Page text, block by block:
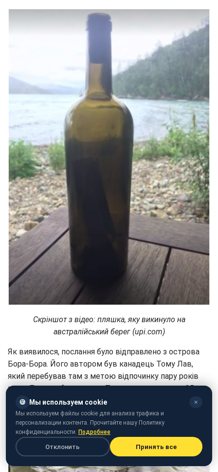
Скріншот з відео: пляшка, яку викинуло на
австралійський берег (upi.com)
Як виявилося, послання було відправлено з острова
Бора-Бора. Його автором був канадець Тому Лав,
який перебував там з метою відпочинку пару років
тому. Пляшка була кинута Томом у води океану 25
січня 2016 року. Таким чином, за два роки вона
пройшла шлях приблизно в 2000 миль.
🍪 Мы используем cookie ✕
Мы используем файлы cookie для анализа трафика и
персонализации контента. Прочитайте нашу Политику
конфиденциальности. Подробнее
Отклонить Принять все